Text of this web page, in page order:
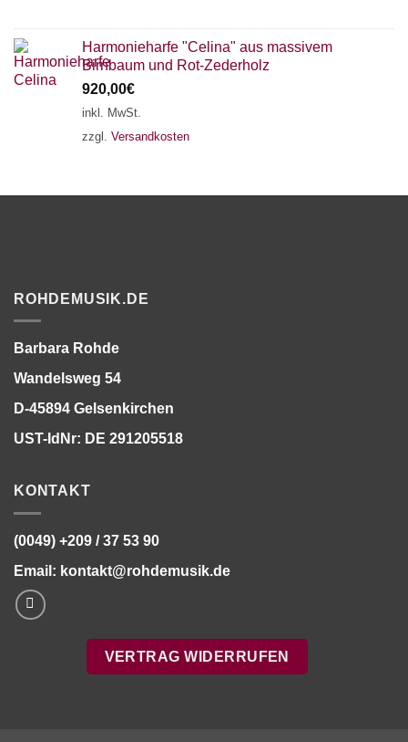
Harmonieharfe "Celina" aus massivem
Birnbaum und Rot-Zederholz
920,00€
inkl. MwSt.
zzgl. Versandkosten
ROHDEMUSIK.DE
Barbara Rohde
Wandelsweg 54
D-45894 Gelsenkirchen
UST-IdNr: DE 291205518
KONTAKT
(0049) +209 / 37 53 90
Email: kontakt@rohdemusik.de
VERTRAG WIDERRUFEN